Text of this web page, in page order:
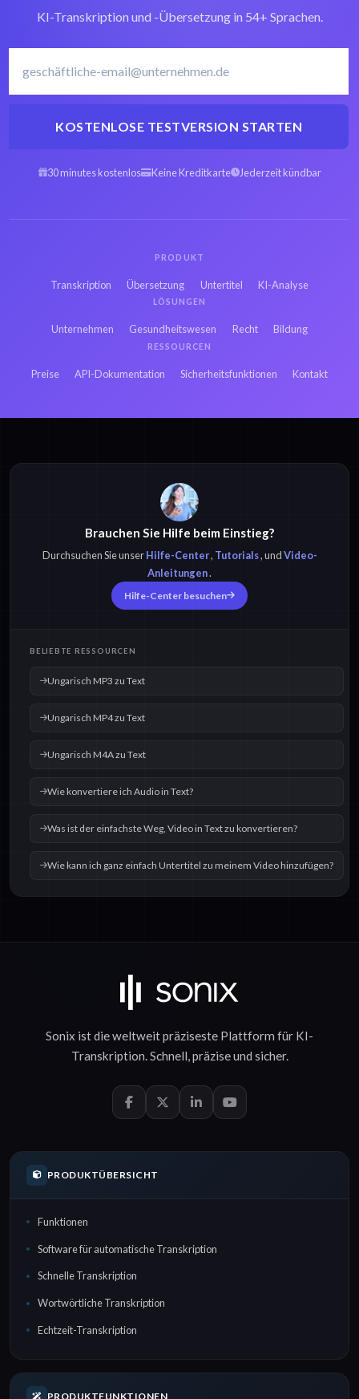
Ungarisch
Ungarisch
Französisch OGV zu
Text
Text
Ungarisch M4A zu
Ungarisch OPUS zu
Ungarisch OGG zu
Ungarisch WAV zu
Text
KI-Transkription und -Übersetzung in 54+ Sprachen.
KOSTENLOSE TESTVERSION STARTEN
30 minutes kostenlos Keine Kreditkarte Jederzeit kündbar
PRODUKT
Transkription Übersetzung Untertitel KI-Analyse
LÖSUNGEN
Unternehmen Gesundheitswesen Recht Bildung
RESSOURCEN
Preise API-Dokumentation Sicherheitsfunktionen Kontakt
Brauchen Sie Hilfe beim Einstieg?
Durchsuchen Sie unserHilfe-Center, Tutorials, undVideo-
Anleitungen.
Hilfe-Center besuchen
BELIEBTE RESSOURCEN
Ungarisch MP3 zu Text
Ungarisch MP4 zu Text
Ungarisch M4A zu Text
Wie konvertiere ich Audio in Text?
Was ist der einfachste Weg, Video in Text zu konvertieren?
Wie kann ich ganz einfach Untertitel zu meinem Video hinzufügen?
Sonix ist die weltweit präziseste Plattform für KI-
Transkription.Schnell,präziseund sicher.
PRODUKTÜBERSICHT
Funktionen
Software für automatische Transkription
Schnelle Transkription
Wortwörtliche Transkription
Echtzeit-Transkription
PRODUKTFUNKTIONEN